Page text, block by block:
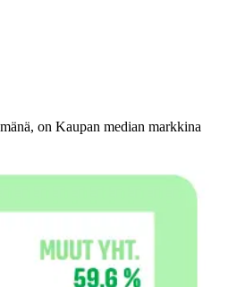
on Kaupan median markkina